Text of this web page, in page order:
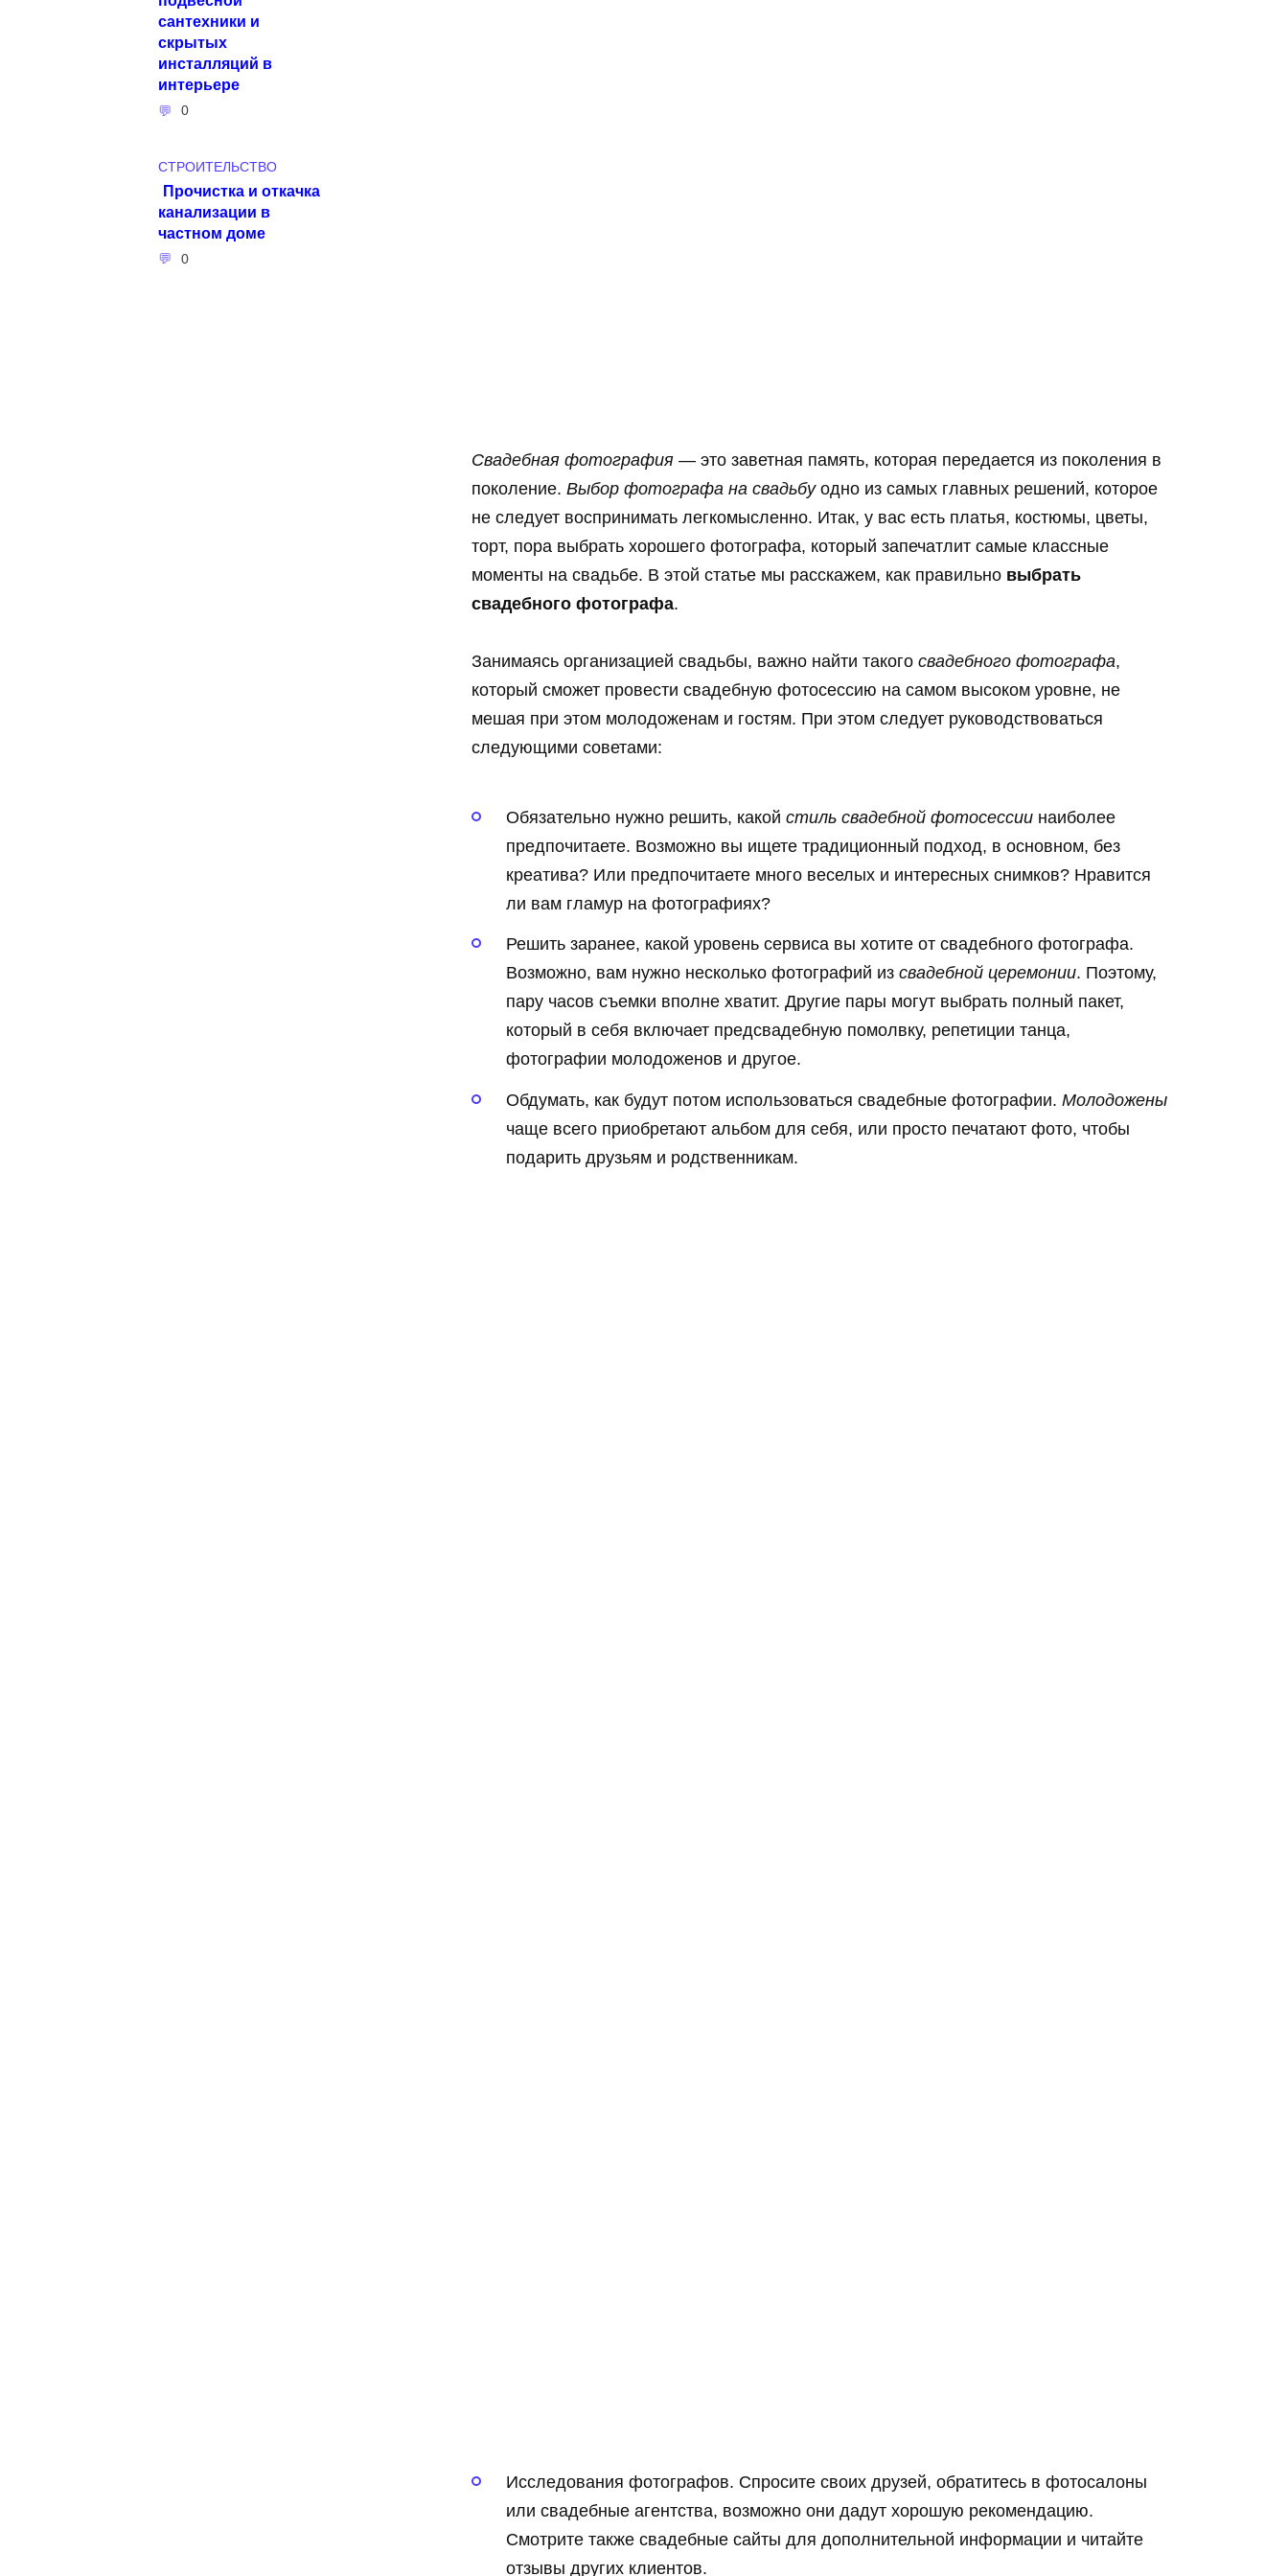
Свадебная фотография — это заветная память, которая передается из поколения в
поколение. Выбор фотографа на свадьбуодно из самых главных решений, которое
не следует воспринимать легкомысленно. Итак, у вас есть платья, костюмы, цветы,
торт, пора выбрать хорошего фотографа, который запечатлит самые классные
моменты на свадьбе. В этой статье мы расскажем, как правильно выбрать
свадебного фотографа.
Занимаясь организацией свадьбы, важно найти такого свадебного фотографа,
который сможет провести свадебную фотосессию на самом высоком уровне, не
мешая при этом молодоженам и гостям. При этом следует руководствоваться
следующими советами:
Обязательно нужно решить, какой стиль свадебной фотосессии наиболее
предпочитаете. Возможно вы ищете традиционный подход, в основном, без
креатива? Или предпочитаете много веселых и интересных снимков? Нравится
ли вам гламур на фотографиях?
Решить заранее, какой уровень сервиса вы хотите от свадебного фотографа.
Возможно, вам нужно несколько фотографий из свадебной церемонии. Поэтому,
пару часов съемки вполне хватит. Другие пары могут выбрать полный пакет,
который в себя включает предсвадебную помолвку, репетиции танца,
фотографии молодоженов и другое.
Обдумать, как будут потом использоваться свадебные фотографии. Молодожены
чаще всего приобретают альбом для себя, или просто печатают фото, чтобы
подарить друзьям и родственникам.
Исследования фотографов. Спросите своих друзей, обратитесь в фотосалоны
или свадебные агентства, возможно они дадут хорошую рекомендацию.
Смотрите также свадебные сайты для дополнительной информации и читайте
отзывы других клиентов.
сантехники и
скрытых
инсталляций в
интерьере
0
СТРОИТЕЛЬСТВО
Прочистка и откачка
канализации в
частном доме
0